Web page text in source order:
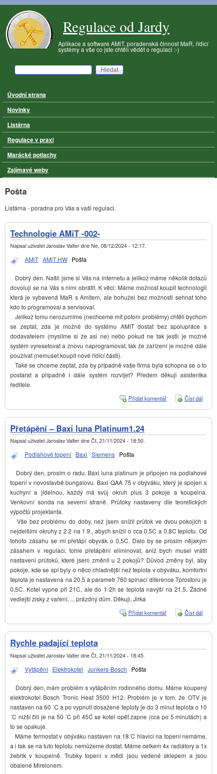
Regulace od Jardy
Aplikace a software AMiT, poradenská činnost MaR, řídicí
systémy a vše co jste chtěli vědět o regulaci :-)
Vyhledávání
Hledat
Hlavní menu
Úvodní strana
Novinky
Listárna
Regulace v praxi
Marácké potlachy
Zajímavé weby
Pošta
Listárna - poradna pro Vás a vaši regulaci.
Technologie AMiT -002-
Napsal uživatel Jaroslav Valter dne Ne, 08/12/2024 - 12:17.
AMiT AMiT HW Pošta
Dobrý den. Našli jsme si Vás na internetu a jelikož máme několik dotazů
dovoluji se na Vás s nimi obrátit. K věci: Máme možnost koupit technologii
která je vybavená MaR s Amitem, ale bohužel bez možnosti sehnat toho
kdo to programoval a servisoval.
Jelikož tomu nerozumíme (nechceme mít potom problémy) chtěli bychom
se zeptat, zda je možné do systému AMIT dostat bez spolupráce s
dodavatelem (myslíme si že asi ne) nebo pokud ne tak jestli je možné
systém vyresetovat a znovu naprogramovat, tak že zařízení je možné dále
používat (nemuset koupit nové řídící části).
Také se chceme zeptat, zda by případně vaše firma byla schopna se o to
postarat a případně i dále systém rozvíjet? Předem děkuji asistentka
ředitele.
Číst dál
Přidat komentář
Přetápění – Baxi luna Platinum1.24
Napsal uživatel Jaroslav Valter dne Čt, 21/11/2024 - 18:50.
Podlahové topení Baxi Siemens Pošta
Dobrý den, prosím o radu. Baxi luna platinum je připojen na podlahové
topení v novostavbě bungalovu. Baxi QAA 75 v obýváku, který je spojen s
kuchyní a jídelnou, každý má svůj okruh plus 3 pokoje a koupelna.
Venkovní sonda na severní straně. Průtoky nastaveny dle teoretických
výpočtů projektanta.
Vše bez problému do doby, než jsem snížil průtok ve dvou pokojích s
nejdelšími okruhy z 2.2 na 1.9., abych snížil o cca 0.5C a 0,8C teplotu. Od
tohoto zásahu se mi přetápí obyvák o 0,5C. Dalo by se prosím nějakým
zásahem v regulaci, tohle přetápění eliminovat, aniž bych musel vrátit
nastavení průtoků, které jsem změnil u 2 pokojů? Důvod změny byl, aby
pokoje, kde se spí byly o něco chladnější než teplota v obýváku, komfortní
teplota je nastavena na 20.5 a parametr 760 spínací diference Tprostoru je
0,5C. Kotel vypne při 21C, ale do 1-2h se teplota navýší na 21,5. Žádné
vedlejší zisky z vaření, ... prázdný dům. Děkuji, Jirka
Číst dál
Baxi
Přidat komentář
Rychle padající teplota
Napsal uživatel Jaroslav Valter dne Čt, 21/11/2024 - 18:45
Vytápění Elektrokotel Junkers-Bosch Pošta
Dobrý den, mám problém s vytápěním rodinného domu. Máme koupený
elektrokotel Bosch Tronic Heat 3500 H12. Problém je v tom, že OTV je
nastaven na 60 ´C a po vypnutí dosažené teploty je do 3 minut teplota o 10
´C nižší čili je na 50 ´C při 45Ć se kotel opět zapne (cca po 5 minutách) a
to se opakuje.
Máme termostat v obýváku nastaven na 18´C hlavici na topení nemáme,
a i tak se na tuto teplotu nemůžeme dostat. Máme celkem 4x radiátory a 1x
žebřík v koupelně. Trubky topení v mědi jsou vedené sklepem a jsou
obalené Mirelonem.